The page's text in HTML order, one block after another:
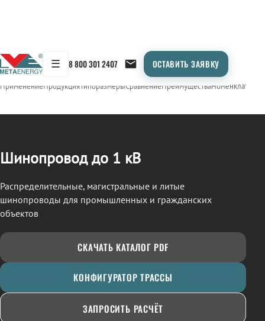
☰ 8 800 301 2407 ОСТАВИТЬ ЗАЯВКУ
← Продукция/ШИНОПРОВОД
ПрименениеПродукцияТипоразмерыСравнениеПреимуществаНоменклатура
Шинопровод до 1 кВ
Распределительные, магистральные и литые
шинопроводы для промышленных и гражданских
объектов
СКАЧАТЬ КАТАЛОГ PDF
КОНФИГУРАТОР ТРАССЫ
ЗАПРОСИТЬ РАСЧЁТ